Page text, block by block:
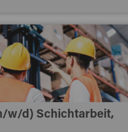
w/d) Schichtarbeit,